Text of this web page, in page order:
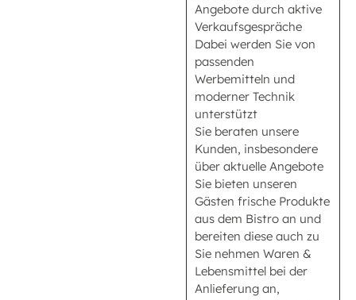
Angebote durch aktive
Verkaufsgespräche
Dabei werden Sie von
passenden
Werbemitteln und
moderner Technik
unterstützt
Sie beraten unsere
Kunden, insbesondere
über aktuelle Angebote
Sie bieten unseren
Gästen frische Produkte
aus dem Bistro an und
bereiten diese auch zu
Sie nehmen Waren &
Lebensmittel bei der
Anlieferung an,